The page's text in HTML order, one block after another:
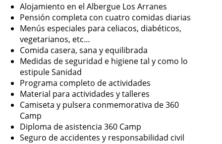
Alojamiento en el Albergue Los Arranes
Pensión completa con cuatro comidas diarias
Menús especiales para celiacos, diabéticos,
vegetarianos, etc…
Comida casera, sana y equilibrada
Medidas de seguridad e higiene tal y como lo
estipule Sanidad
Programa completo de actividades
Material para actividades y talleres
Camiseta y pulsera conmemorativa de 360
Camp
Diploma de asistencia 360 Camp
Seguro de accidentes y responsabilidad civil